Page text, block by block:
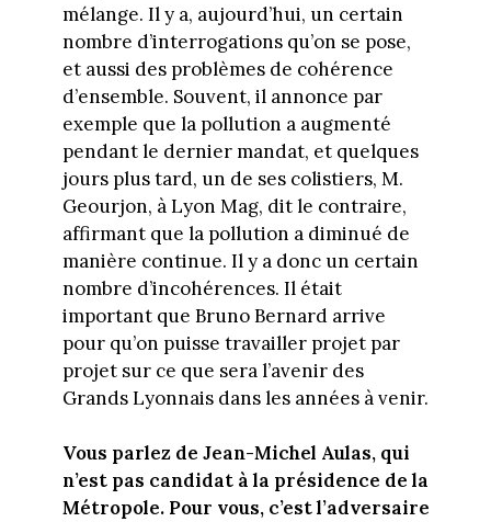
mélange. Il y a, aujourd’hui, un certain
nombre d’interrogations qu’on se pose,
et aussi des problèmes de cohérence
d’ensemble. Souvent, il annonce par
exemple que la pollution a augmenté
pendant le dernier mandat, et quelques
jours plus tard, un de ses colistiers, M.
Geourjon, à Lyon Mag, dit le contraire,
affirmant que la pollution a diminué de
manière continue. Il y a donc un certain
nombre d’incohérences. Il était
important que Bruno Bernard arrive
pour qu’on puisse travailler projet par
projet sur ce que sera l’avenir des
Grands Lyonnais dans les années à venir.
Vous parlez de Jean-Michel Aulas, qui
n’est pas candidat à la présidence de la
Métropole. Pour vous, c’est l’adversaire